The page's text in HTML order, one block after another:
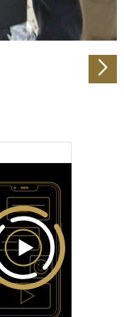
Website zu
zu Ihrer
Partner für
weiter. Unsere
mit